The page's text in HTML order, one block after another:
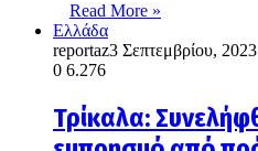
Read More »
Ελλάδα
reportaz3 Σεπτεμβρίου, 2023
0 6.276
Τρίκαλα: